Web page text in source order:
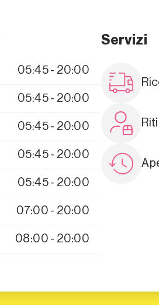
05:45 - 20:00
05:45 - 20:00
05:45 - 20:00
05:45 - 20:00
05:45 - 20:00
07:00 - 20:00
08:00 - 20:00
Servizi